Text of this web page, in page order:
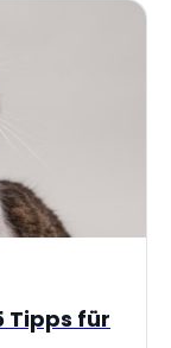
Tipps für